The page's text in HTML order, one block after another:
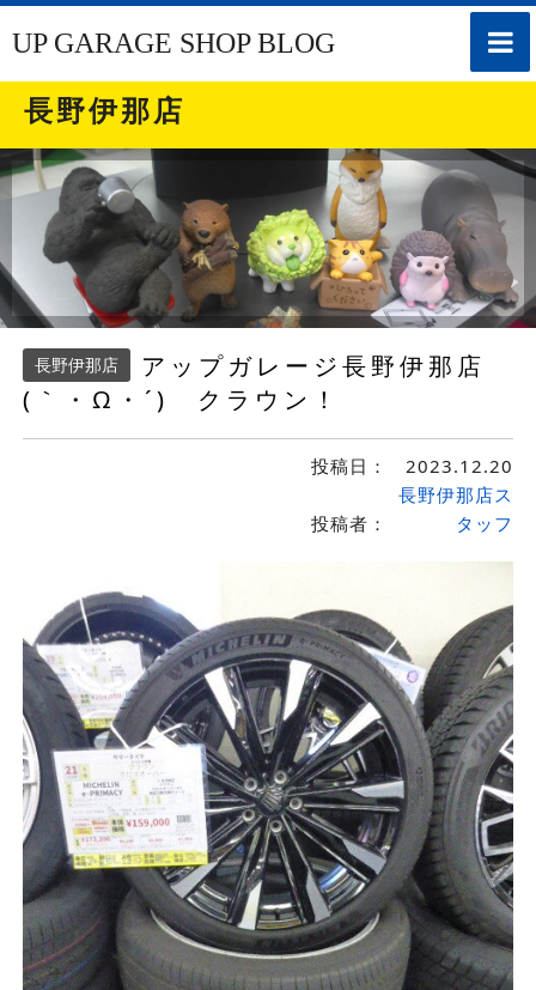
toggle
UP GARAGE SHOP BLOG
長野伊那店
長野伊那店
アップガレージ長野伊那店
(｀・Ω・´)ゞクラウン！
投稿日： 2023.12.20
投稿者：
長野伊那店ス
タッフ